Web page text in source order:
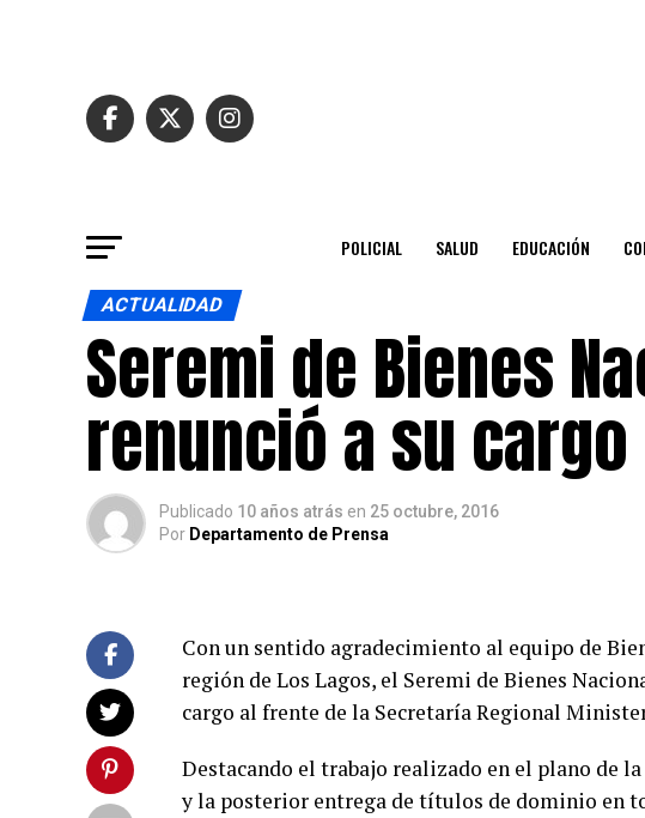
POLICIAL SALUD EDUCACIÓN
ACTUALIDAD
Seremi de Bienes
renunció a su cargo
Publicado 10 años atrás en 25 octubre, 2016
Por Departamento de Prensa
Con un sentido agradecimiento al equipo de
región de Los Lagos, el Seremi de Bienes
cargo al frente de la Secretaría Regional
Destacando el trabajo realizado en el plano de
y la posterior entrega de títulos de dominio en